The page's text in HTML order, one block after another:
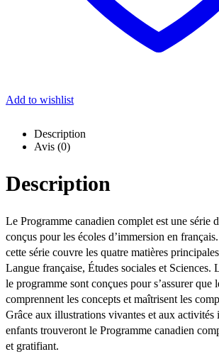
Add to wishlist
Description
Avis (0)
Description
Le Programme canadien complet est une série
conçus pour les écoles d’immersion en
cette série couvre les quatre matières
Langue française, Études sociales et Sciences.
le programme sont conçues pour s’assurer que
comprennent les concepts et maîtrisent les
Grâce aux illustrations vivantes et aux activités
enfants trouveront le Programme canadien
et gratifiant.